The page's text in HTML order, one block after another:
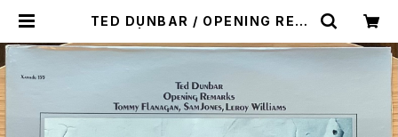
TED DUNBAR / OPENING REM